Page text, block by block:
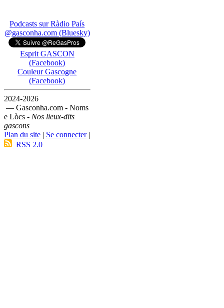
Podcasts sur Ràdio País
@gasconha.com (Bluesky)
Esprit GASCON
(Facebook)
Couleur Gascogne
(Facebook)
2024-2026
— Gasconha.com - Noms
e Lòcs - Nos lieux-dits
gascons
Plan du site | Se connecter|
RSS 2.0